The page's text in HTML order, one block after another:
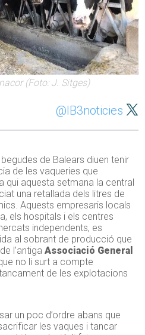
(Foto: J. Sitges)
@IB3noticies
de Balears diuen tenir
de les vaqueries que
qui aquesta setmana la central
una retallada dels litres de
Aquests empresaris locals
els hospitals i els centres
independents, es
al sobrant de producció que
l’antigaAssociació General
no li surt a compte
de les explotacions
un poc d’ordre abans que
les vaques i tancar